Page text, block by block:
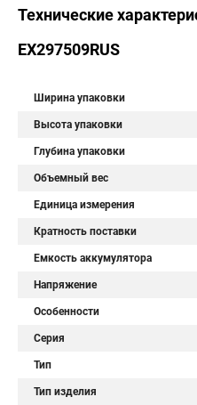
Технические
EX297509RUS
Ширина упаковки
Высота упаковки
Глубина упаковки
Объемный вес
Единица измерения
Кратность поставки
Емкость аккумулятора
Напряжение
Особенности
Серия
Тип
Тип изделия